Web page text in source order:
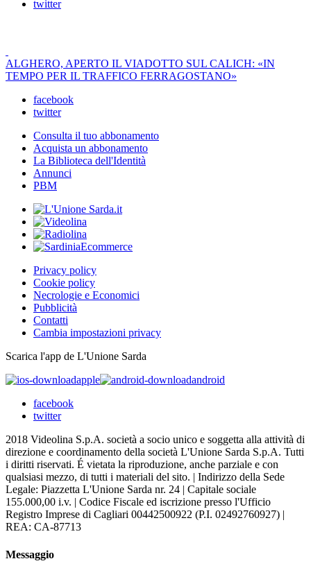
twitter
ALGHERO, APERTO IL VIADOTTO SUL CALICH: «IN
TEMPO PER IL TRAFFICO FERRAGOSTANO»
facebook
twitter
Consulta il tuo abbonamento
Acquista un abbonamento
La Biblioteca dell'Identità
Annunci
PBM
Privacy policy
Cookie policy
Necrologie e Economici
Pubblicità
Contatti
Cambia impostazioni privacy
Scarica l'app de L'Unione Sarda
apple
android
facebook
twitter
2018 Videolina S.p.A. società a socio unico e soggetta alla attività di
direzione e coordinamento della società L'Unione Sarda S.p.A. Tutti
i diritti riservati. É vietata la riproduzione, anche parziale e con
qualsiasi mezzo, di tutti i materiali del sito. | Indirizzo della Sede
Legale: Piazzetta L'Unione Sarda nr. 24 | Capitale sociale
155.000,00 i.v. | Codice Fiscale ed iscrizione presso l'Ufficio
Registro Imprese di Cagliari 00442500922 (P.I. 02492760927) |
REA: CA-87713
Messaggio